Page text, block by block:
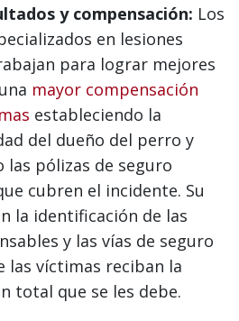
y compensación: Los
en lesiones
para lograr mejores
mayor compensación
estableciendo la
del dueño del perro y
las pólizas de seguro
cubren el incidente. Su
la identificación de las
y las vías de seguro
las víctimas reciban la
total que se les debe.